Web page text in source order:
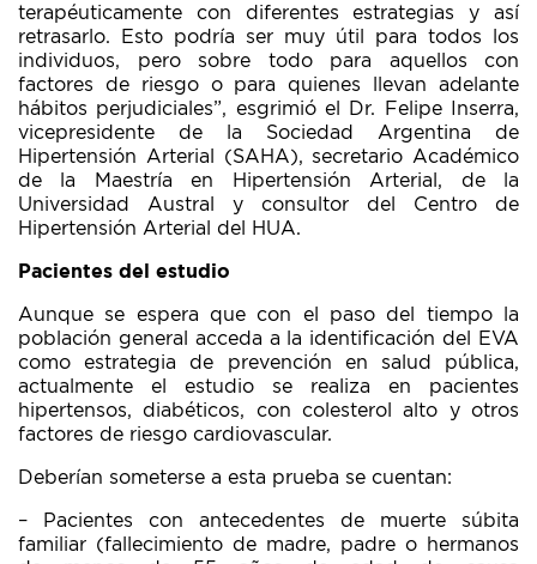
terapéuticamente con diferentes estrategias y así
retrasarlo. Esto podría ser muy útil para todos los
individuos, pero sobre todo para aquellos con
factores de riesgo o para quienes llevan adelante
hábitos perjudiciales”, esgrimió el Dr. Felipe Inserra,
vicepresidente de la Sociedad Argentina de
Hipertensión Arterial (SAHA), secretario Académico
de la Maestría en Hipertensión Arterial, de la
Universidad Austral y consultor del Centro de
Hipertensión Arterial del HUA.
Pacientes del estudio
Aunque se espera que con el paso del tiempo la
población general acceda a la identificación del EVA
como estrategia de prevención en salud pública,
actualmente el estudio se realiza en pacientes
hipertensos, diabéticos, con colesterol alto y otros
factores de riesgo cardiovascular.
Deberían someterse a esta prueba se cuentan:
– Pacientes con antecedentes de muerte súbita
familiar (fallecimiento de madre, padre o hermanos